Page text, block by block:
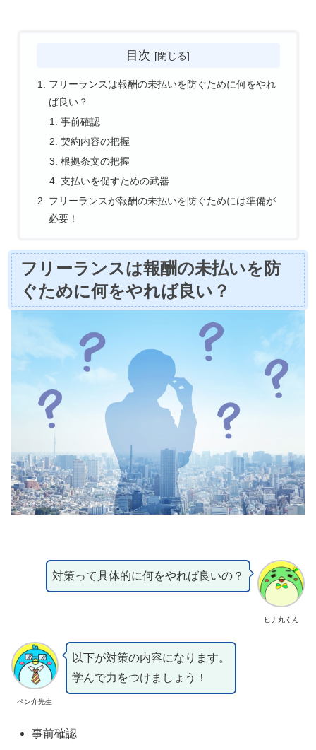
目次
フリーランスは報酬の未払いを防ぐために何をやれ
ば良い？
事前確認
契約内容の把握
根拠条文の把握
支払いを促すための武器
フリーランスが報酬の未払いを防ぐためには準備が
必要！
フリーランスは報酬の未払いを防
ぐために何をやれば良い？
ヒナ丸くん
対策って具体的に何をやれば良いの？
ペン介先生
以下が対策の内容になります。
学んで力をつけましょう！
事前確認